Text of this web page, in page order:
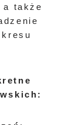
a także
: